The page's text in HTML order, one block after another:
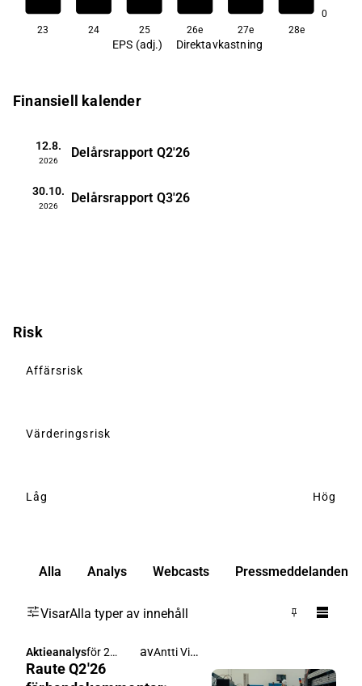
0
23 24 25 26e 27e 28e
EPS (adj.) Direktavkastning
Finansiell kalender
12.8.
2026
Delårsrapport Q2'26
30.10.
2026
Delårsrapport Q3'26
Risk
Affärsrisk
Värderingsrisk
Låg Hög
Alla Analys Webcasts Pressmeddelanden
VisarAlla typer av innehåll
Aktieanalysför 2
timmar
av Antti Viljakainen
Raute Q2'26